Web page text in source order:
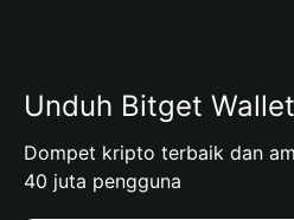
Unduh Bitget
Dompet kripto terbaik dan
40 juta pengguna